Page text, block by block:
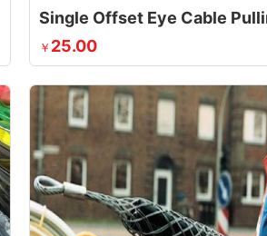
￥ 25.00